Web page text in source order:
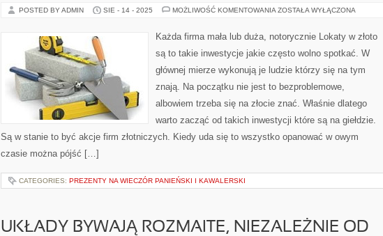
POSTED BY ADMIN SIE - 14 - 2025 MOŻLIWOŚĆ KOMENTOWANIA INWESTYCJE
SĄ
TO
INWESTYCJE
W
PRZYPADKACH
WOLNO
SPOTKAĆ.
ZOSTAŁA WYŁĄCZONA
Każda firma mała lub duża, notorycznie Lokaty w złoto
są to takie inwestycje jakie często wolno spotkać. W
głównej mierze wykonują je ludzie którzy się na tym
znają. Na początku nie jest to bezproblemowe,
albowiem trzeba się na złocie znać. Właśnie dlatego
warto zacząć od takich inwestycji które są na giełdzie.
Są w stanie to być akcje firm złotniczych. Kiedy uda się to wszystko opanować w owym
czasie można pójść […]
CATEGORIES: PREZENTY NA WIECZÓR PANIEŃSKI I KAWALERSKI
UKŁADY BYWAJĄ ROZMAITE, NIEZALEŻNIE OD